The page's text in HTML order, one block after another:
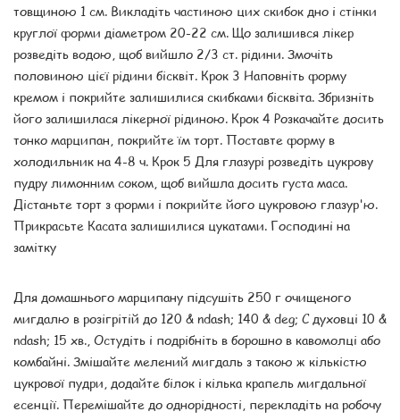
товщиною 1 см. Викладіть частиною цих скибок дно і стінки
круглої форми діаметром 20-22 см. Що залишився лікер
розведіть водою, щоб вийшло 2/3 ст. рідини. Змочіть
половиною цієї рідини бісквіт. Крок 3 Наповніть форму
кремом і покрийте залишилися скибками бісквіта. Збризніть
його залишилася лікерної рідиною. Крок 4 Розкачайте досить
тонко марципан, покрийте їм торт. Поставте форму в
холодильник на 4-8 ч. Крок 5 Для глазурі розведіть цукрову
пудру лимонним соком, щоб вийшла досить густа маса.
Дістаньте торт з форми і покрийте його цукровою глазур'ю.
Прикрасьте Касата залишилися цукатами. Господині на
замітку
Для домашнього марципану підсушіть 250 г очищеного
мигдалю в розігрітій до 120 & ndash; 140 & deg; С духовці 10 &
ndash; 15 хв., Остудіть і подрібніть в борошно в кавомолці або
комбайні. Змішайте мелений мигдаль з такою ж кількістю
цукрової пудри, додайте білок і кілька крапель мигдальної
есенції. Перемішайте до однорідності, перекладіть на робочу